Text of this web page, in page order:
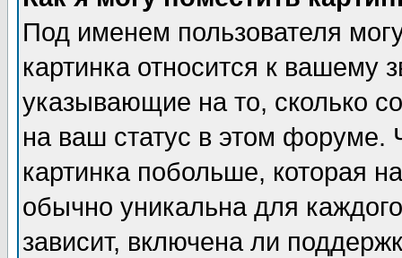
Под именем пользователя
картинка относится к вашему
указывающие на то, сколько
на ваш статус в этом форуме.
картинка побольше, которая
обычно уникальна для
зависит, включена ли